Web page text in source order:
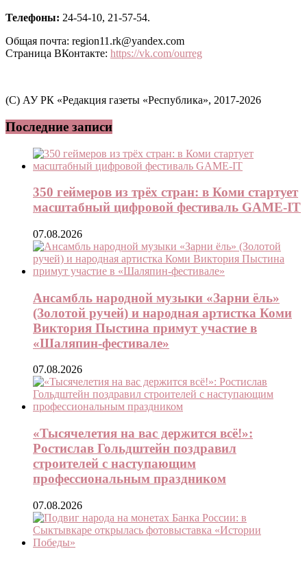
Телефоны: 24-54-10, 21-57-54.
Общая почта: region11.rk@yandex.com
Страница ВКонтакте: https://vk.com/ourreg
(C) АУ РК «Редакция газеты «Республика», 2017-2026
Последние записи
350 геймеров из трёх стран: в Коми стартует
масштабный цифровой фестиваль GAME-IT
07.08.2026
Ансамбль народной музыки «Зарни ёль»
(Золотой ручей) и народная артистка Коми
Виктория Пыстина примут участие в
«Шаляпин-фестивале»
07.08.2026
«Тысячелетия на вас держится всё!»:
Ростислав Гольдштейн поздравил
строителей с наступающим
профессиональным праздником
07.08.2026